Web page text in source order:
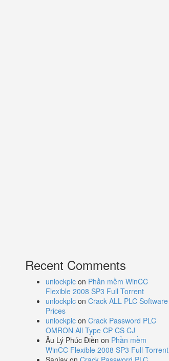
Recent Comments
unlockplc on Phần mềm WinCC
Flexible 2008 SP3 Full Torrent
unlockplc on Crack ALL PLC Software
Prices
unlockplc on Crack Password PLC
OMRON All Type CP CS CJ
Âu Lý Phúc Điền on Phần mềm
WinCC Flexible 2008 SP3 Full Torrent